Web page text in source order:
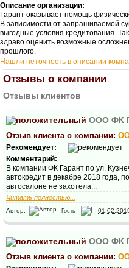
Описание организации:
Гарант оказывает помощь
В зависимости от запрашиваемой
выгодные условия кредитования.
здраво оценить возможные
прошлого.
Нашли неточность в описании
Отзывы о компании
Отзывы клиентов
ООО ФК
Отзыв клиента о компании:
Рекомендует:
Комментарий:
В компании ФК Гарант по ул.
автокредит в декабре 2018 года,
автосалоне не захотела...
Читать полностью...
Автор: Гость
ООО ФК
Отзыв клиента о компании: